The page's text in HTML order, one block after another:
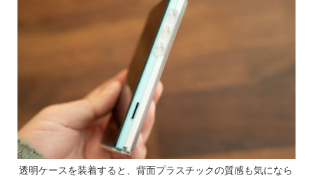
透明ケースを装着すると、背面プラスチックの質感も気になら